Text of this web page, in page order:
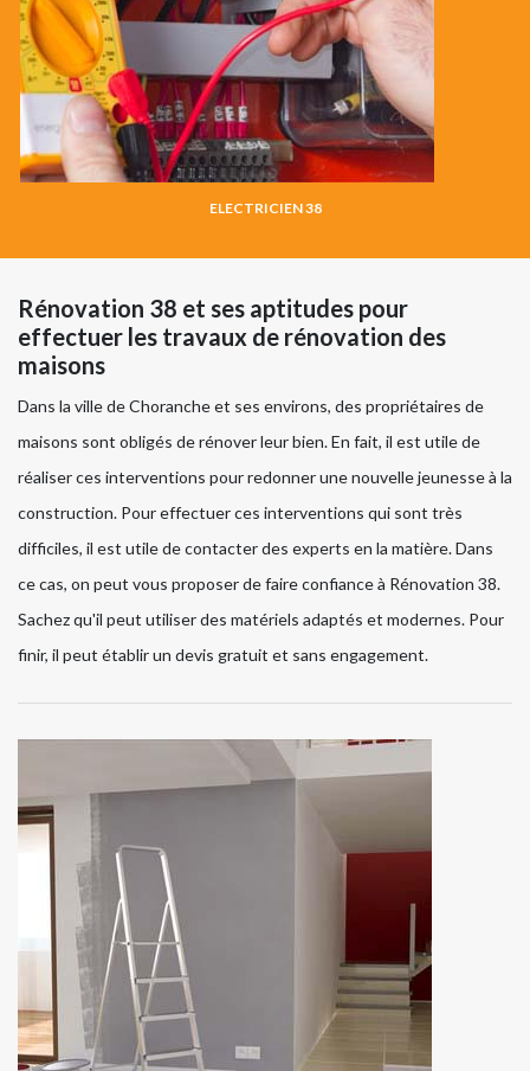
ELECTRICIEN 38
Rénovation 38 et ses aptitudes pour
effectuer les travaux de rénovation des
maisons
Dans la ville de Choranche et ses environs, des propriétaires de
maisons sont obligés de rénover leur bien. En fait, il est utile de
réaliser ces interventions pour redonner une nouvelle jeunesse à la
construction. Pour effectuer ces interventions qui sont très
difficiles, il est utile de contacter des experts en la matière. Dans
ce cas, on peut vous proposer de faire confiance à Rénovation 38.
Sachez qu'il peut utiliser des matériels adaptés et modernes. Pour
finir, il peut établir un devis gratuit et sans engagement.